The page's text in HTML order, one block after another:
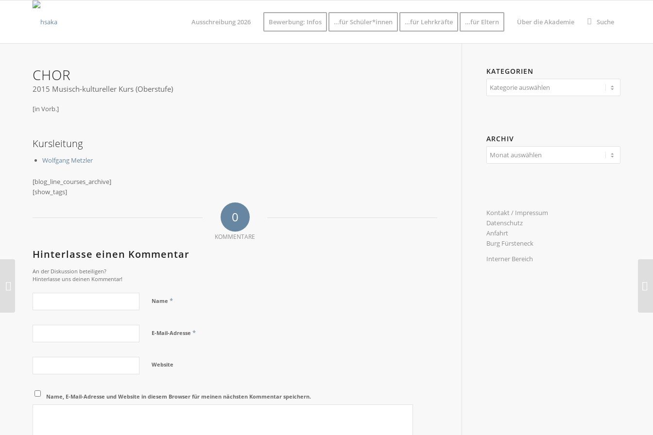
Ausschreibung 2026 Bewerbung: Infos …für Schüler*innen …für Lehrkräfte …für Eltern Über die Akademie Suche
CHOR
2015 Musisch-kultureller Kurs (Oberstufe)
[in Vorb.]
Kursleitung
Wolfgang Metzler
[blog_line_courses_archive]
[show_tags]
0
KOMMENTARE
Hinterlasse einen Kommentar
An der Diskussion beteiligen?
Hinterlasse uns deinen Kommentar!
Name *
E-Mail-Adresse *
Website
Name, E-Mail-Adresse und Website in diesem Browser für meinen nächsten Kommentar speichern.
KATEGORIEN
Kategorien
ARCHIV
Kontakt / Impressum
Datenschutz
Anfahrt
Burg Fürsteneck
Interner Bereich